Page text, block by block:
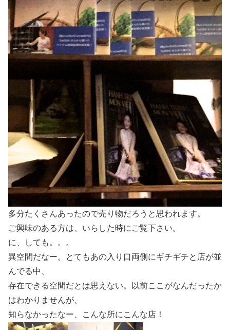
多分たくさんあったので売り物だろうと思われます。
ご興味のある方は、いらした時にご覧下さい。
に、しても。。。
異空間だなー。とてもあの入り口両側にギチギチと店が並
んでる中、
存在できる空間だとは思えない。以前ここがなんだったか
はわかりませんが、
知らなかったなー、こんな所にこんな店！